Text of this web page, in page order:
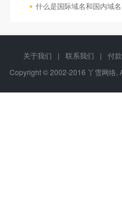
什么是国际域名和国内域
关于我们 | 联系我们 |
付
Copyright © 2002-2016 丫雪网络